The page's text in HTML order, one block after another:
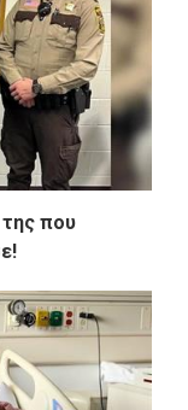
που